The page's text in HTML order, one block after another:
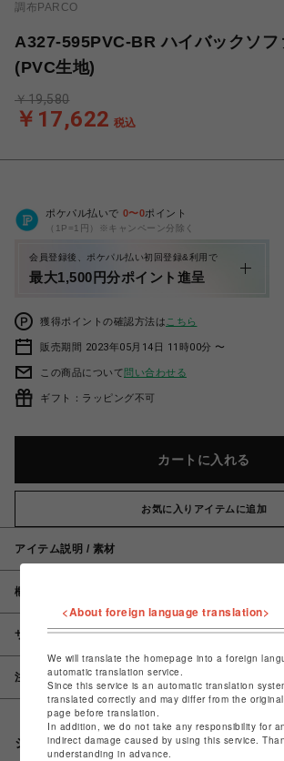
調布PARCO
A327-595PVC-BR ハイバックソフ
(PVC生地)
￥17,622 税込
￥19,580
ポケパル払いで 0〜0ポイント
（1P=1円）※キャンペーン分除く
会員登録後、ポケパル払い初回登録&利用で
最大1,500円分ポイント進呈
獲得ポイントの確認方法は こちら
販売期間 2023年05月14日 11時00分 〜
この商品について問い合わせる
ギフト：ラッピング不可
カートに入れる
お気に入りアイテムに追加
アイテム説明 / 素材
概要
サイズ
注意事項
シェアする
<About foreign language translation>
We will translate the homepage into a foreign
automatic translation service.
Since this service is an automatic translation
translated correctly and may differ from the
page before translation.
In addition, we do not take any responsibility for
indirect damage caused by using this service.
understanding in advance.